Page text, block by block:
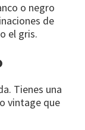
o negro
de
el gris.
Tienes una
vintage que